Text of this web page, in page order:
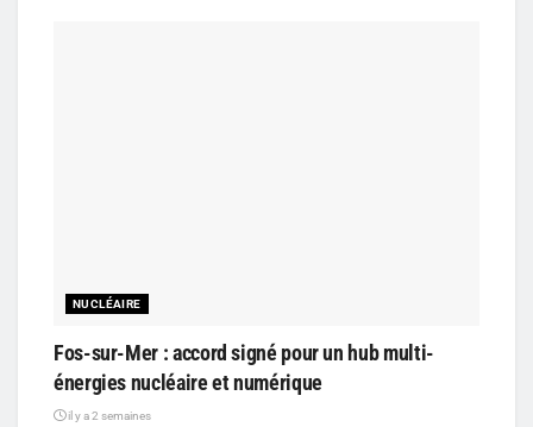
NUCLÉAIRE
Fos-sur-Mer : accord signé pour un hub multi-
énergies nucléaire et numérique
il y a 2 semaines